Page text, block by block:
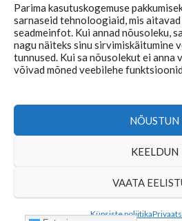
Parima kasutuskogemuse
sarnaseid tehnoloogiaid, mis
seadmeinfot. Kui annad nõusoleku,
nagu näiteks sinu sirvimiskäitumine
tunnused. Kui sa nõusolekut ei anna
võivad mõned veebilehe
NÕUSTUN
KEELDUN
VAATA
Küpsiste poliitika
Copyright © 2026 |